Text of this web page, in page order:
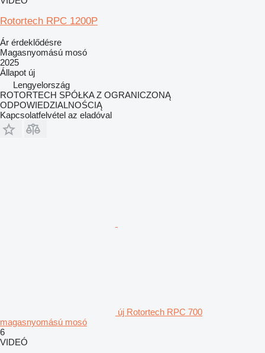
Rotortech RPC 1200P
Ár érdeklődésre
Magasnyomású mosó
2025
Állapot új
Lengyelország
ROTORTECH SPÓŁKA Z OGRANICZONĄ
ODPOWIEDZIALNOŚCIĄ
Kapcsolatfelvétel az eladóval
új Rotortech RPC 700
magasnyomású mosó
6
VIDEÓ